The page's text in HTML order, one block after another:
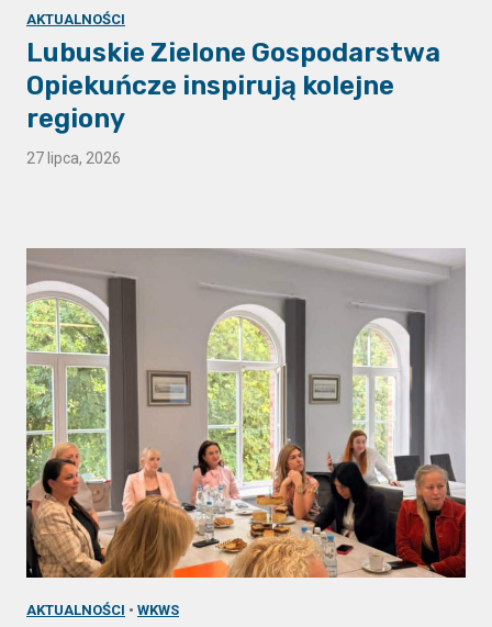
AKTUALNOŚCI
Lubuskie Zielone Gospodarstwa
Opiekuńcze inspirują kolejne
regiony
27 lipca, 2026
AKTUALNOŚCI • WKWS